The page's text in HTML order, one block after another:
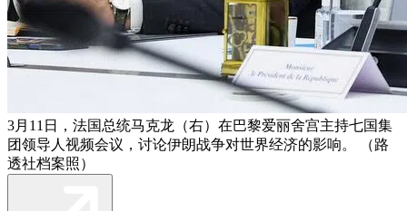
3月11日，法国总统马克龙（右）在巴黎爱丽舍宫主持七国集
团领导人视频会议，讨论伊朗战争对世界经济的影响。 （路
透社档案照）